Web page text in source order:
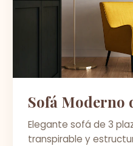
Sofá Moderno
Elegante sofá de 3
transpirable y